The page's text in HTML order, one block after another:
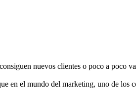
nuevos clientes o poco a poco
en el mundo del marketing, uno de los